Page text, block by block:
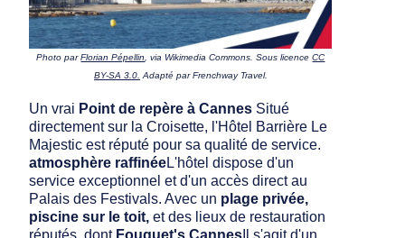
Photo parFlorian Pépellin , via Wikimedia Commons. Sous licenceCC
BY-SA 3.0. Adapté par Frenchway Travel.
Un vrai Point de repère à Cannes Situé
directement sur la Croisette, l'Hôtel Barrière Le
Majestic est réputé pour sa qualité de service.
atmosphère raffinéeL'hôtel dispose d'un
service exceptionnel et d'un accès direct au
Palais des Festivals. Avec un plage privée,
piscine sur le toit, et des lieux de restauration